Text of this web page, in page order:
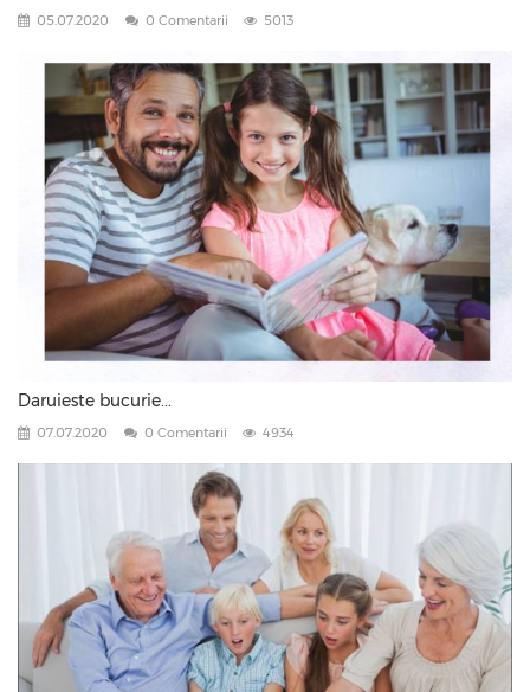
05.07.2020 0 Comentarii 5013
Daruieste bucurie...
07.07.2020 0 Comentarii 4934